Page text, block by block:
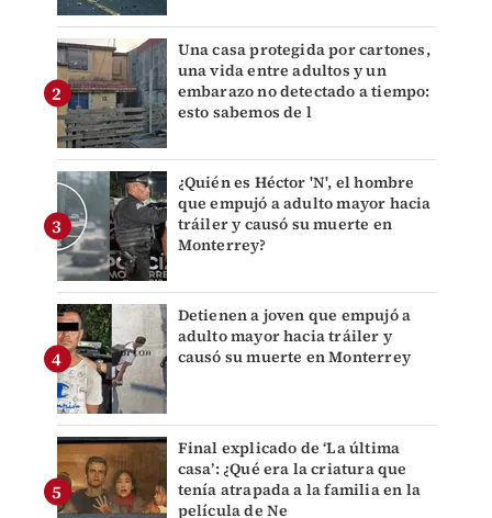
Una casa protegida por cartones,
una vida entre adultos y un
embarazo no detectado a tiempo:
esto sabemos de l
¿Quién es Héctor 'N', el hombre
que empujó a adulto mayor hacia
tráiler y causó su muerte en
Monterrey?
Detienen a joven que empujó a
adulto mayor hacia tráiler y
causó su muerte en Monterrey
Final explicado de ‘La última
casa’: ¿Qué era la criatura que
tenía atrapada a la familia en la
película de Ne